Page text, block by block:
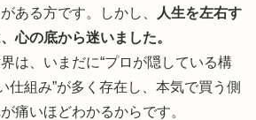
ある方です。しかし、
人生を左右す
心の底から迷いました。
は、いまだに“プロが隠している構
仕組み”が多く存在し、本気で買う側
痛いほどわかるからです。